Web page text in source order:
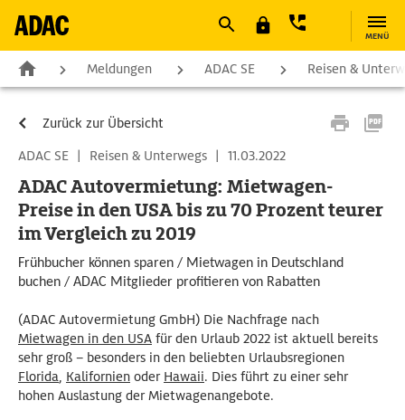
MENÜ
Meldungen ADAC SE Reisen &
Zurück zur Übersicht
ADAC SE | Reisen & Unterwegs | 11.03.2022
ADAC Autovermietung: Mietwagen-
Preise in den USA bis zu 70 Prozent teurer
im Vergleich zu 2019
Frühbucher können sparen / Mietwagen in Deutschland
buchen / ADAC Mitglieder profitieren von Rabatten
(ADAC Autovermietung GmbH) Die Nachfrage nach
Mietwagen in den USA für den Urlaub 2022 ist aktuell bereits
sehr groß – besonders in den beliebten Urlaubsregionen
Florida, Kalifornien oder Hawaii. Dies führt zu einer sehr
hohen Auslastung der Mietwagenangebote.